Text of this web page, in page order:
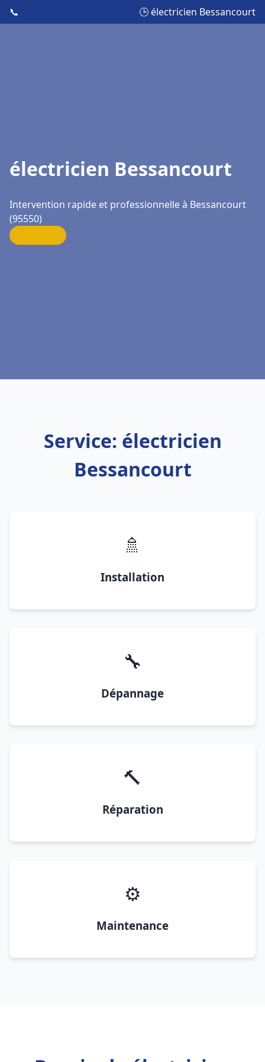
📞 🕒 électricien Bessancourt
électricien Bessancourt
Intervention rapide et professionnelle à Bessancourt
(95550)
Service: électricien
Bessancourt
🚿
Installation
🔧
Dépannage
🔨
Réparation
⚙️
Maintenance